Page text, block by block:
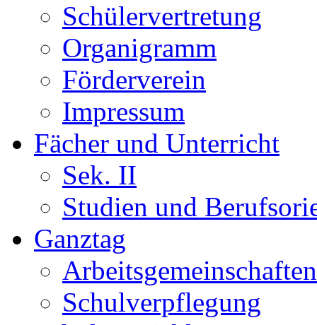
Schülervertretung
Organigramm
Förderverein
Impressum
Fächer und Unterricht
Sek. II
Studien und
Ganztag
Arbeitsgemeinschaften
Schulverpflegung